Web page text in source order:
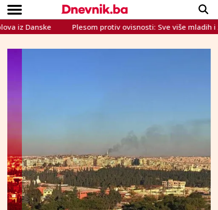
VIJESTI
SPORT
INTERVIEW
TEME
CRNA KRONIKA
LIFESTYLE
Copyright © Dnevnik.ba 2023.
Danske Plesom protiv ovisnosti: Sve više mladih i